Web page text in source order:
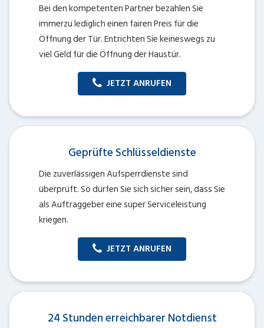
Bei den kompetenten Partner bezahlen Sie
immerzu lediglich einen fairen Preis für die
Öffnung der Tür. Entrichten Sie keineswegs zu
viel Geld für die Öffnung der Haustür.
JETZT ANRUFEN
Geprüfte Schlüsseldienste
Die zuverlässigen Aufsperrdienste sind
überprüft. So dürfen Sie sich sicher sein, dass Sie
als Auftraggeber eine super Serviceleistung
kriegen.
JETZT ANRUFEN
24 Stunden erreichbarer Notdienst